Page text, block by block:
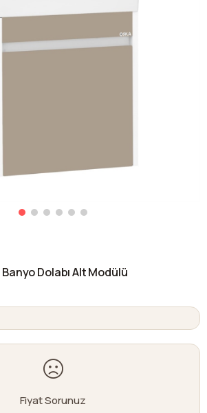
Dolabı Alt Modülü
Fiyat Sorunuz